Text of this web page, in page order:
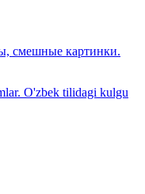
смешные картинки.
O'zbek tilidagi kulgu